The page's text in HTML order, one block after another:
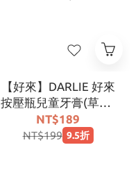
【好來】DARLIE 好來
按壓瓶兒童牙膏(草莓/
蘋果)口味(隨機出貨商
品不挑款)
NT$189
NT$199 9.5折